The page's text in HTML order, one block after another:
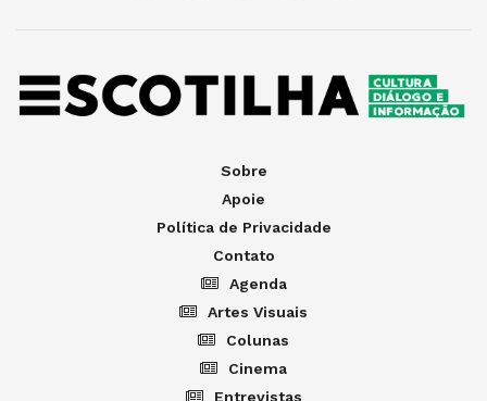
Sobre
Apoie
Política de Privacidade
Contato
Agenda
Artes Visuais
Colunas
Cinema
Entrevistas